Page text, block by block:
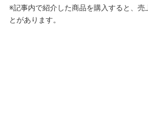
※記事内で紹介した商品を購入すると、
とがあります。